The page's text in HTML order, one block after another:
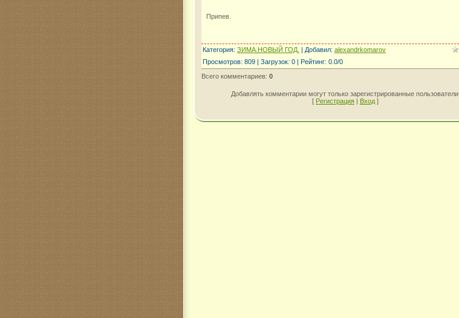
Припев.
Категория: ЗИМА.НОВЫЙ ГОД. | Добавил: alexandrkomarov
Просмотров: 809 | Загрузок: 0 | Рейтинг: 0.0/0
Всего комментариев: 0
Добавлять комментарии могут только зарегистрированные пользователи.
[ Регистрация | Вход ]